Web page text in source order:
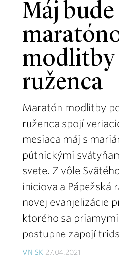
Máj bude
modlitby
ruženca
Maratón modlitby
ruženca spojí
mesiaca máj s
pútnickými
svete. Z vôle
iniciovala Pápežská
novej evanjelizácie
ktorého sa
postupne zapojí
VN SK 27.04.2021